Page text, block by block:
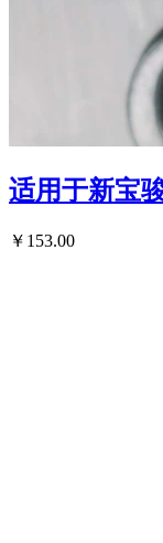
适用于新宝
￥153.00